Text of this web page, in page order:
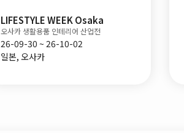
LIFESTYLE WEEK Osaka
오사카 생활용품 인테리어 산업전
26-09-30 ~ 26-10-02
일본, 오사카